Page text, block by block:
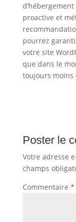
proactive et
pourrez
votre site
que dans le
toujours moins
Poster le
Votre adresse
champs
Commentaire *